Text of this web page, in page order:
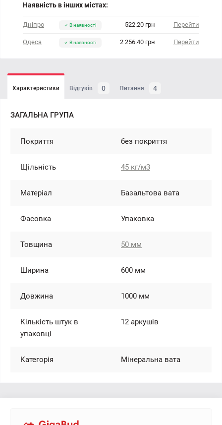
Наявність в інших містах:
Дніпро В наявності 522.20 грн Перейти
Одеса В наявності 2 256.40 грн Перейти
Характеристики Відгуків 0 Питання 4
ЗАГАЛЬНА ГРУПА
Покриття без покриття
Щільність 45 кг/м3
Матеріал Базальтова вата
Фасовка Упаковка
Товщина 50 мм
Ширина 600 мм
Довжина 1000 мм
Кількість штук в
упаковці
12 аркушів
Категорія Мінеральна вата